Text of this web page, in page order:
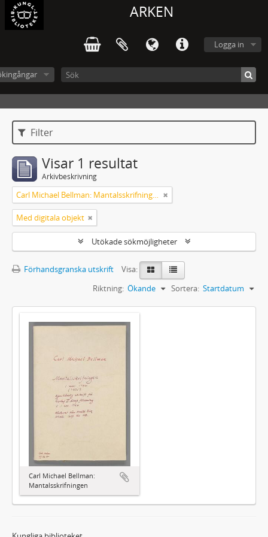
ARKEN
Logga in
Filter
Visar 1 resultat
Arkivbeskrivning
Carl Michael Bellman: Mantalsskrifningen
Med digitala objekt
Utökade sökmöjligheter
Förhandsgranska utskrift
Visa:
Sortera: Startdatum
Riktning: Ökande
Carl Michael Bellman:
Mantalsskrifningen